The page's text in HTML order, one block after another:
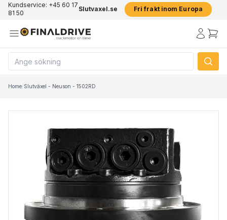
Kundservice: +45 60 17
81 50
Slutvaxel.se Fri frakt inom Europa
Home/Slutväxel - Neuson - 1502RD